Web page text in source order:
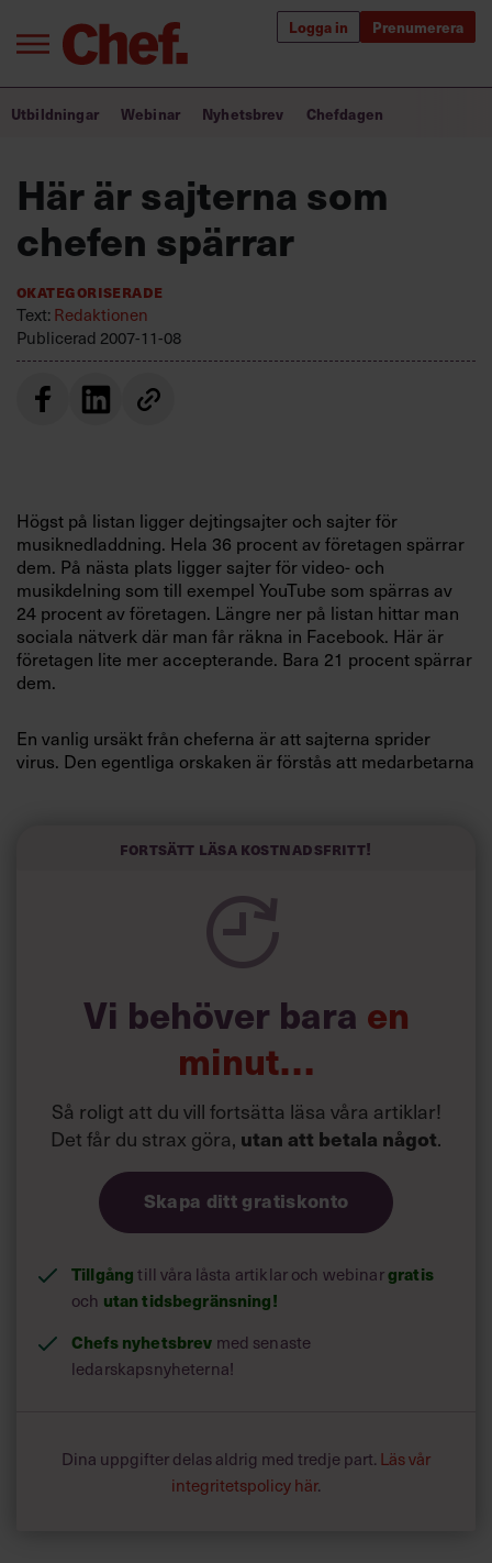
Logga in Prenumerera
Annonsera
Villkor och policy för
personuppgiftsbehandling
Sök
efter:
Bra ledare förändrar världen
Utbildning för ledare
Chefakademin+
Populära utbildningar
Utbildningar Webinar Nyhetsbrev Chefdagen
Här är sajterna som
chefen spärrar
Okategoriserade
Text: Redaktionen
Publicerad 2007-11-08
Högst på listan ligger dejtingsajter och sajter för
musiknedladdning. Hela 36 procent av företagen spärrar
dem. På nästa plats ligger sajter för video- och
musikdelning som till exempel YouTube som spärras av
24 procent av företagen. Längre ner på listan hittar man
sociala nätverk där man får räkna in Facebook. Här är
företagen lite mer accepterande. Bara 21 procent spärrar
dem.
En vanlig ursäkt från cheferna är att sajterna sprider
virus. Den egentliga orskaken är förstås att medarbetarna
Källa: Techdigest.tvFortsätt läsa kostnadsfritt!
Vi behöver bara en
minut…
Så roligt att du vill fortsätta läsa våra artiklar!
Det får du strax göra, utan att betala något.
Skapa ditt gratiskonto
Tillgång till våra låsta artiklar och webinargratis
och utan tidsbegränsning!
Chefs nyhetsbrev med senaste
ledarskapsnyheterna!
Dina uppgifter delas aldrig med tredje part. Läs vår
integritetspolicy här.